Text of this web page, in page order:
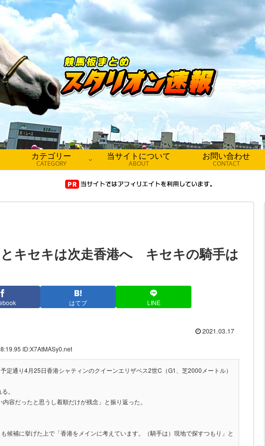
カテゴリー
CATEGORY
当サイトについて
ABOUT
お問い合わせ
CONTACT
とキセキは次走香港へ キセキの騎手は
はてブ LINE
2021.03.17
ID:X7AtMASy0.net
定通り4月25日香港シャティンのクイーンエリザベス2世C（G1、芝2000メートル）
。
容だったと思うし着順だけが残念」と振り返った。
候補に挙げた上で「香港をメインに考えています。（騎手は）現地で探すつもり」と